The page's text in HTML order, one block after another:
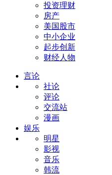
投资理财
房产
美国股市
中小企业
起步创新
财经人物
言论
社论
评论
交流站
漫画
娱乐
明星
影视
音乐
韩流